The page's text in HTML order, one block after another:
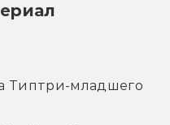
Типтри-младшего